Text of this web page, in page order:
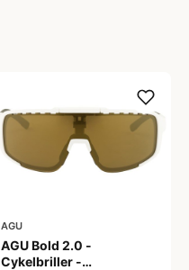
AGU
AGU Bold 2.0 -
Cykelbriller -